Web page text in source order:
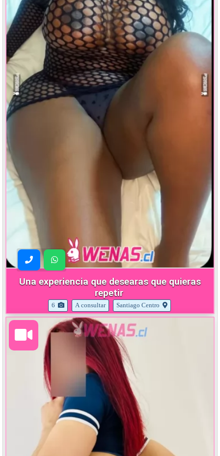
Una experiencia que desearas que quieras
repetir
6 A consultar Santiago Centro